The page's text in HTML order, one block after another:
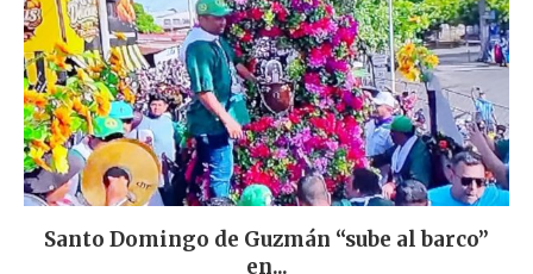
Santo Domingo de Guzmán “sube al barco”
en...